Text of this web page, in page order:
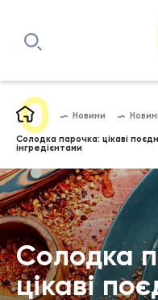
Новини
Солодка парочка: цікаві
інгредієнтами
Солодка
цікаві